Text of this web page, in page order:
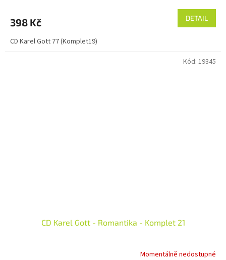
398 Kč DETAIL
CD Karel Gott 77 (Komplet19)
CD Karel Gott - Romantika - Komplet 21
Momentálně nedostupné
Kód: 19345